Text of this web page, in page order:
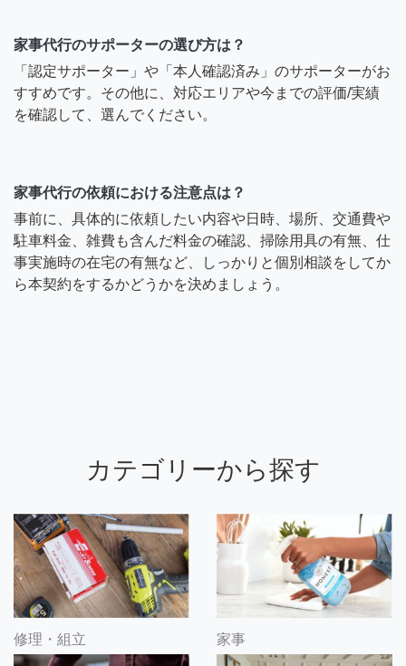
家事代行のサポーターの選び方は？
「認定サポーター」や「本人確認済み」のサポーターがお
すすめです。その他に、対応エリアや今までの評価/実績
を確認して、選んでください。
家事代行の依頼における注意点は？
事前に、具体的に依頼したい内容や日時、場所、交通費や
駐車料金、雑費も含んだ料金の確認、掃除用具の有無、仕
事実施時の在宅の有無など、しっかりと個別相談をしてか
ら本契約をするかどうかを決めましょう。
カテゴリーから探す
修理・組立 家事